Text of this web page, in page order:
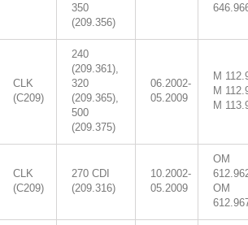
350
(209.356)
CLK
(C209)
240
(209.361),
320
(209.365),
500
(209.375)
06.2002-
05.2009
M
M
M
CLK
(C209)
270 CDI
(209.316)
10.2002-
05.2009
OM
OM